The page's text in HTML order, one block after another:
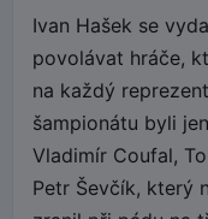
Ivan Hašek se
povolávat hráče,
na každý
šampionátu byli
Vladimír Coufal,
Petr Ševčík, který